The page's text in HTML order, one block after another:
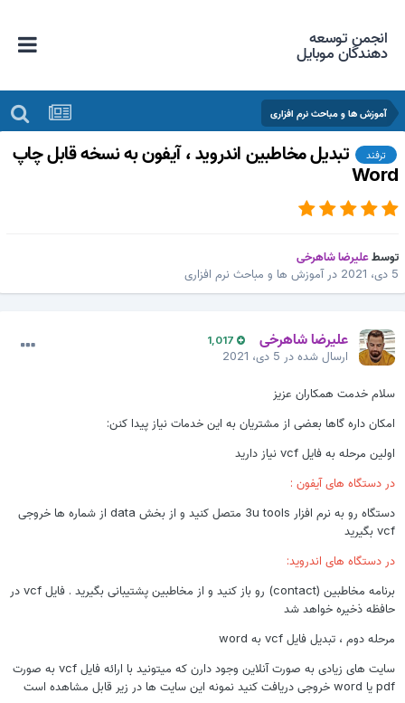
انجمن توسعه
دهندگان موبایل
آموزش ها و مباحث نرم افزاری
ترفند
تبدیل مخاطبین اندروید ، آیفون به نسخه قابل چاپ
علیرضا شاهرخی
درآموزش ها و مباحث نرم افزاری
علیرضا شاهرخی 1,017
ارسال شده در5 دی، 2021
سلام خدمت همکاران عزیز
امکان داره گاها بعضی از مشتریان به این خدمات نیاز پیدا کنن:
اولین مرحله به فایل vcf نیاز دارید
در دستگاه های آیفون :
دستگاه رو به نرم افزار 3u tools متصل کنید و از بخش data از شماره ها خروجی
vcf بگیرید
در دستگاه های اندروید:
برنامه مخاطبین (contact) رو باز کنید و از مخاطبین پشتیبانی بگیرید . فایل vcf در
حافظه ذخیره خواهد شد
مرحله دوم ، تبدیل فایل vcf به word
سایت های زیادی به صورت آنلاین وجود دارن که میتونید با ارائه فایل vcf به صورت
pdf یا word خروجی دریافت کنید نمونه این سایت ها در زیر قابل مشاهده است